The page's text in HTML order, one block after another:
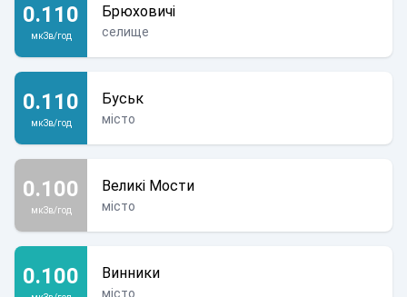
0.110
мкЗв/год
Брюховичі
селище
0.110
мкЗв/год
Буськ
місто
0.100
мкЗв/год
Великі Мости
місто
0.100 Винники
місто